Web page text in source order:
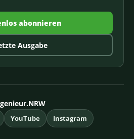
abonnieren
Ausgabe
YouTube
Instagram